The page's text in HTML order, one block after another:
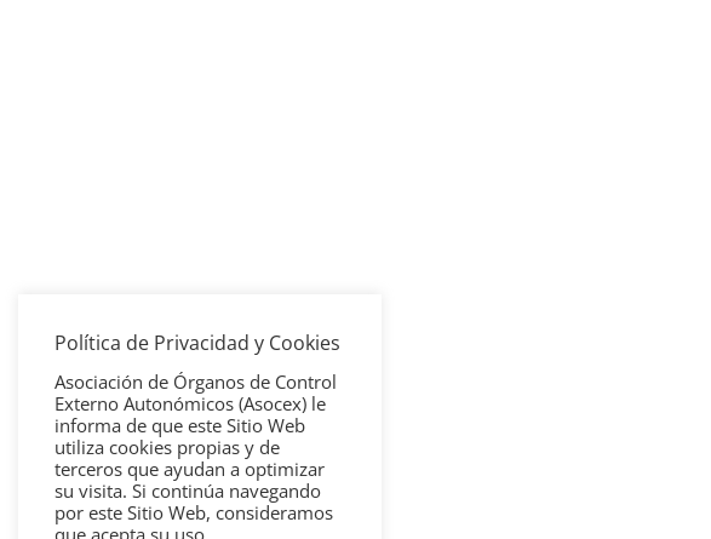
Política de Privacidad y Cookies
Asociación de Órganos de Control
Externo Autonómicos (Asocex) le
informa de que este Sitio Web
utiliza cookies propias y de
terceros que ayudan a optimizar
su visita. Si continúa navegando
por este Sitio Web, consideramos
que acepta su uso.